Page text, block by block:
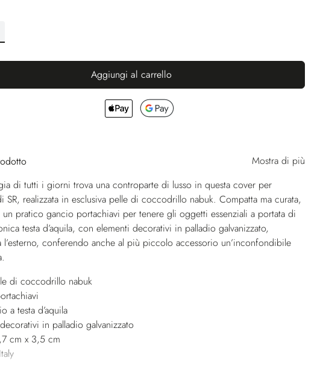
Aggiungi al carrello
Mostra di più
di tutti i giorni trova una controparte di lusso in questa cover per
SR, realizzata in esclusiva pelle di coccodrillo nabuk. Compatta ma curata,
pratico gancio portachiavi per tenere gli oggetti essenziali a portata di
testa d’aquila, con elementi decorativi in palladio galvanizzato,
l’esterno, conferendo anche al più piccolo accessorio un’inconfondibile
di coccodrillo nabuk
a testa d’aquila
in palladio galvanizzato
cm x 3,5 cm